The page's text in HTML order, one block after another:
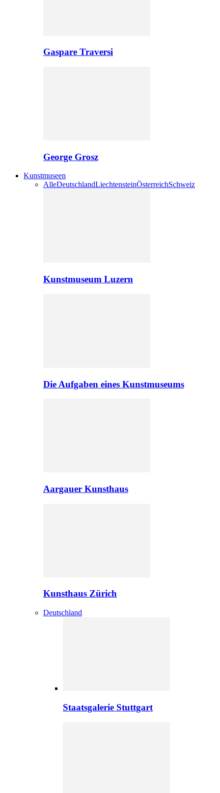
Gaspare Traversi
George Grosz
Kunstmuseen
AlleDeutschlandLiechtensteinÖsterreichSchweiz
Kunstmuseum Luzern
Die Aufgaben eines Kunstmuseums
Aargauer Kunsthaus
Kunsthaus Zürich
Deutschland
Staatsgalerie Stuttgart